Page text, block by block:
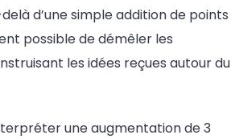
d’une simple addition de points
possible de démêler les
les idées reçues autour du
une augmentation de 3